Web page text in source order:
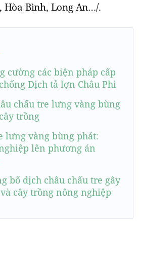
Hòa Bình, Long An…/.
cường các biện pháp cấp
Dịch tả lợn Châu Phi
chấu tre lưng vàng bùng
trồng
lưng vàng bùng phát:
lên phương án
bố dịch châu chấu tre gây
cây trồng nông nghiệp